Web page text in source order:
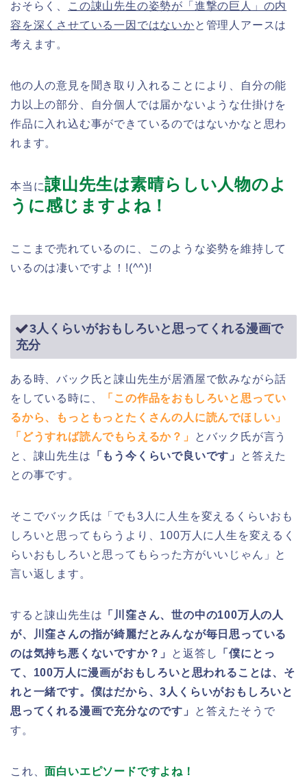
おそらく、
この諌山先生の姿勢が「進撃の巨人」の内
容を深くさせている一因ではないかと管理人アースは
考えます。
他の人の意見を聞き取り入れることにより、自分の能
力以上の部分、自分個人では届かないような仕掛けを
作品に入れ込む事ができているのではないかなと思わ
れます。
本当に諌山先生は素晴らしい人物のよ
うに感じますよね！
ここまで売れているのに、このような姿勢を維持して
いるのは凄いですよ！!(^^)!
3人くらいがおもしろいと思ってくれる漫画で
充分
ある時、バック氏と諌山先生が居酒屋で飲みながら話
をしている時に、
「この作品をおもしろいと思ってい
るから、もっともっとたくさんの人に読んでほしい」
「どうすれば読んでもらえるか？」
とバック氏が言う
と、諌山先生は 「もう今くらいで良いです」
と答えた
との事です。
そこでバック氏は「でも3人に人生を変えるくらいおも
しろいと思ってもらうより、100万人に人生を変えるく
らいおもしろいと思ってもらった方がいいじゃん」と
言い返します。
すると諌山先生は 「川窪さん、世の中の100万人の人
が、川窪さんの指が綺麗だとみんなが毎日思っている
のは気持ち悪くないですか？」
と返答し
「僕にとっ
て、100万人に漫画がおもしろいと思われることは、そ
れと一緒です。僕はだから、3人くらいがおもしろいと
思ってくれる漫画で充分なのです」
と答えたそうで
す。
これ、面白いエピソードですよね！